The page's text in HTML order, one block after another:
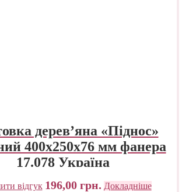
дерев’яна «Піднос»
400х250х76 мм фанера
17.078 Україна
відгук 196,00 грн. Докладніше